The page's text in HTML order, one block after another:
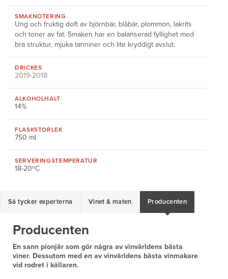
SMAKNOTERING
Ung och fruktig doft av björnbär, blåbär, plommon, lakrits
och toner av fat. Smaken har en balanserad fyllighet med
bra struktur, mjuka tanniner och lite kryddigt avslut.
DRICKES
2019-2018
ALKOHOLHALT
14%
FLASKSTORLEK
750 ml
SERVERINGSTEMPERATUR
18-20ºC
Så tycker experterna Vinet & maten Producenten
Producenten
En sann pionjär som gör några av vinvärldens bästa
viner. Dessutom med en av vinvärldens bästa vinmakare
vid rodret i källaren.